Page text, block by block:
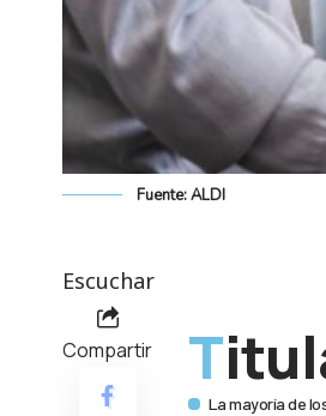
Fuente: ALDI
Escuchar
Compartir
La mayoría de